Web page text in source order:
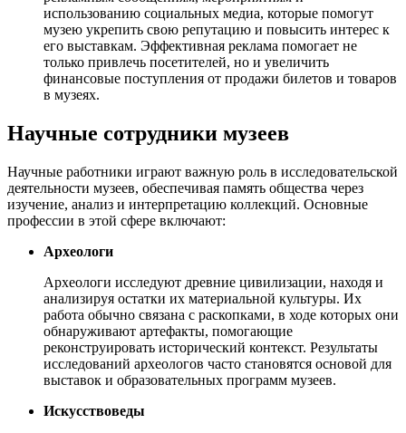
использованию социальных медиа, которые помогут
музею укрепить свою репутацию и повысить интерес к
его выставкам. Эффективная реклама помогает не
только привлечь посетителей, но и увеличить
финансовые поступления от продажи билетов и товаров
в музеях.
Научные сотрудники музеев
Научные работники играют важную роль в исследовательской
деятельности музеев, обеспечивая память общества через
изучение, анализ и интерпретацию коллекций. Основные
профессии в этой сфере включают:
Археологи
Археологи исследуют древние цивилизации, находя и
анализируя остатки их материальной культуры. Их
работа обычно связана с раскопками, в ходе которых они
обнаруживают артефакты, помогающие
реконструировать исторический контекст. Результаты
исследований археологов часто становятся основой для
выставок и образовательных программ музеев.
Искусствоведы